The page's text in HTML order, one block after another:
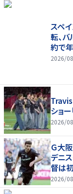
スペ
転、
約で
2026/
ショ
2026/
Ｇ大
デニ
督は
2026/